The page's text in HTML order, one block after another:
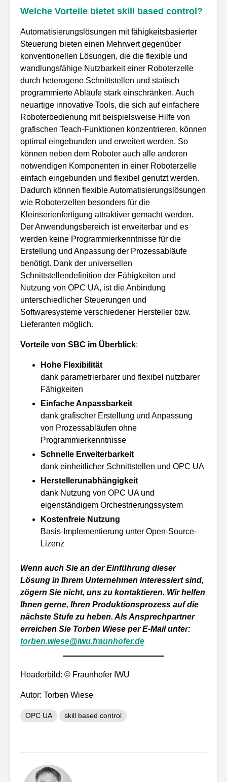
Welche Vorteile bietet skill based control?
Automatisierungslösungen mit fähigkeitsbasierter
Steuerung bieten einen Mehrwert gegenüber
konventionellen Lösungen, die die flexible und
wandlungsfähige Nutzbarkeit einer Roboterzelle
durch heterogene Schnittstellen und statisch
programmierte Abläufe stark einschränken. Auch
neuartige innovative Tools, die sich auf einfachere
Roboterbedienung mit beispielsweise Hilfe von
grafischen Teach-Funktionen konzentrieren, können
optimal eingebunden und erweitert werden. So
können neben dem Roboter auch alle anderen
notwendigen Komponenten in einer Roboterzelle
einfach eingebunden und flexibel genutzt werden.
Dadurch können flexible Automatisierungslösungen
wie Roboterzellen besonders für die
Kleinserienfertigung attraktiver gemacht werden.
Der Anwendungsbereich ist erweiterbar und es
werden keine Programmierkenntnisse für die
Erstellung und Anpassung der Prozessabläufe
benötigt. Dank der universellen
Schnittstellendefinition der Fähigkeiten und
Nutzung von OPC UA, ist die Anbindung
unterschiedlicher Steuerungen und
Softwaresysteme verschiedener Hersteller bzw.
Lieferanten möglich.
Vorteile von SBC im Überblick:
Hohe Flexibilität
dank parametrierbarer und flexibel nutzbarer
Fähigkeiten
Einfache Anpassbarkeit
dank grafischer Erstellung und Anpassung
von Prozessabläufen ohne
Programmierkenntnisse
Schnelle Erweiterbarkeit
dank einheitlicher Schnittstellen und OPC UA
Herstellerunabhängigkeit
dank Nutzung von OPC UA und
eigenständigem Orchestrierungssystem
Kostenfreie Nutzung
Basis-Implementierung unter Open-Source-
Lizenz
Wenn auch Sie an der Einführung dieser
Lösung in Ihrem Unternehmen interessiert sind,
zögern Sie nicht, uns zu kontaktieren. Wir helfen
Ihnen gerne, Ihren Produktionsprozess auf die
nächste Stufe zu heben. Als Ansprechpartner
erreichen Sie Torben Wiese per E-Mail unter:
torben.wiese@iwu.fraunhofer.de
Headerbild: © Fraunhofer IWU
Autor: Torben Wiese
OPC UA skill based control